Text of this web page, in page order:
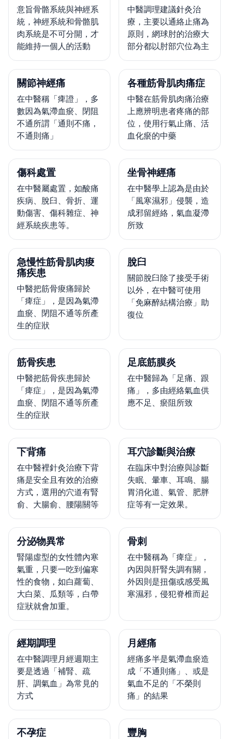
意旨骨骼系統與神經系
統，神經系統和骨骼肌
肉系統是不可分開，才
能維持一個人的活動
中醫調理建議針灸治
療，主要以通絡止痛為
原則，網球肘的治療大
部分都以肘部穴位為主
關節神經痛
在中醫稱「痺證」，多
數因為氣滯血瘀、閉阻
不通所謂「通則不痛，
不通則痛」
各種筋骨肌肉痛症
中醫在筋骨肌肉痛治療
上應辨明患者疼痛的部
位，使用行氣止痛、活
血化瘀的中藥
傷科處置
在中醫屬處置，如酸痛
疾病、脫臼、骨折、運
動傷害、傷科雜症、神
經系統疾患等。
坐骨神經痛
在中醫學上認為是由於
「風寒濕邪」侵襲，造
成邪留經絡，氣血凝滯
所致
急慢性筋骨肌肉痠
痛疾患
中醫把筋骨痠痛歸於
「痺症」，是因為氣滯
血瘀、閉阻不通等所產
生的症狀
脫臼
關節脫臼除了接受手術
以外，在中醫可使用
「免麻醉結構治療」助
復位
筋骨疾患
中醫把筋骨疾患歸於
「痺症」，是因為氣滯
血瘀、閉阻不通等所產
生的症狀
足底筋膜炎
在中醫歸為「足痛、跟
痛」，多由經絡氣血供
應不足、瘀阻所致
下背痛
在中醫裡針灸治療下背
痛是安全且有效的治療
方式，選用的穴道有腎
俞、大腸俞、腰陽關等
耳穴診斷與治療
在臨床中對治療與診斷
失眠、暈車、耳鳴、腸
胃消化道、氣管、肥胖
症等有一定效果。
分泌物異常
腎陽虛型的女性體內寒
氣重，只要一吃到偏寒
性的食物，如白蘿蔔、
大白菜、瓜類等，白帶
症狀就會加重。
骨刺
在中醫稱為「痺症」，
內因與肝腎失調有關，
外因則是扭傷或感受風
寒濕邪，侵犯脊椎而起
經期調理
在中醫調理月經週期主
要是透過「補腎、疏
肝、調氣血」為常見的
方式
月經痛
經痛多半是氣滯血瘀造
成「不通則痛」、或是
氣血不足的「不榮則
痛」的結果
不孕症 豐胸